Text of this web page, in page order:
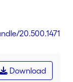
Ausdruck,
Dieser Fokus
20.500.1471
Download